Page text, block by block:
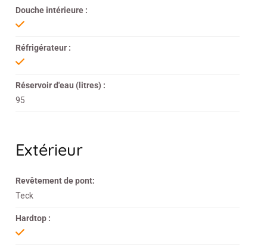
Douche intérieure :
Réfrigérateur :
Réservoir d'eau (litres) :
95
Extérieur
Revêtement de pont:
Teck
Hardtop :